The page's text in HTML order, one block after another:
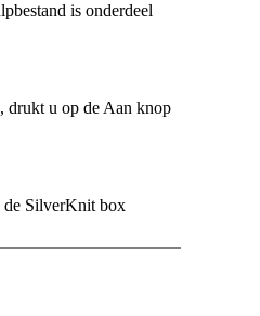
is onderdeel
drukt u op de Aan knop
de SilverKnit box